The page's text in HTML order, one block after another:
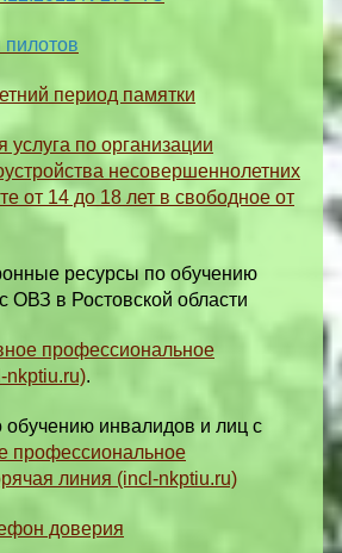
период памятки
услуга по организации
несовершеннолетних
от 14 до 18 лет в свободное от
ресурсы по обучению
ОВЗ в Ростовской области
профессиональное
nkptiu.ru).
обучению инвалидов и лиц с
профессиональное
линия (incl-nkptiu.ru)
доверия